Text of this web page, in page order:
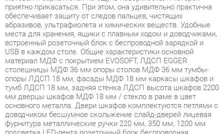
встроенный розеточный блок с беспроводной зарядкой и
USB в каждом столе. Общие характеристики основной
материал МДФ с покрытием EVOSOFT, ЛДСП EGGER
столешницы МДФ 36 мм опоры столов МДФ 36 мм тумбы-
опоры ЛДСП 18 мм, фасады МДФ 18 мм каркасы шкафов и
тумб ЛДСП 18 мм, задняя стенка ЛДСП высота шкафов 2200
мм дверцы шкафов МДФ 18 мм / стекло в раме в цвет
основного металла. Двери шкафов комплектуются петлями с
доводчиком бесшумное скольжение слайд-дверей лицевая
фурнитура металлические ручки 220 мм, 350 мм, 1200 мм
подсветка LED-лента розеточный блок беспроводная
зарядка, розетка 220В, USB направляющие телескопические
шариковые плавного хода с доводчиками.
Условия покупки